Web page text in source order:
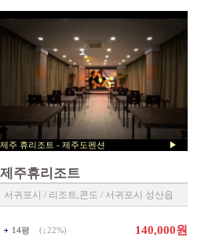
제주 휴리조트 - 제주도펜션 ▶
제주휴리조트
서귀포시 / 리조트,콘도 / 서귀포시 성산읍
14평 (↓ 22%) 140,000원